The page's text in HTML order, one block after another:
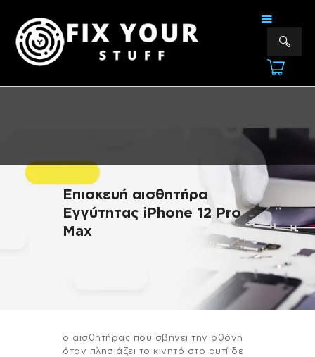
FIX YOUR STUFF
Επισκευές & Πωλήσεις Ηλεκτρονικών Συσκευών &Αξεσουάρ
ΥΠΗΡΕΣΙΕΣ
ΕΠΙΚΟΙΝΩΝΙΑ
Επισκευή αισθητήρα
Εγγύτητας iPhone 12 Pro
Max
ο αισθητήρας που σβήνει την οθόνη
όταν πλησιάζει το κινητό στο αυτί δε